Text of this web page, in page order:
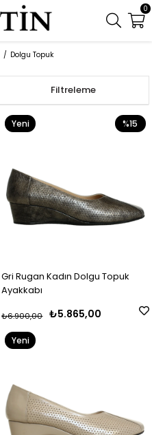
0
Dolgu Topuk
Filtreleme
Gri Rugan Kadın Dolgu Topuk
Ayakkabı
₺5.865,00
₺6.900,00
%15
Yeni
Yeni